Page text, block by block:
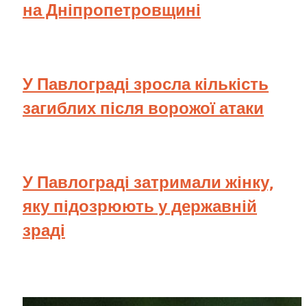
на Дніпропетровщині
У Павлограді зросла кількість
загиблих після ворожої атаки
У Павлограді затримали жінку,
яку підозрюють у державній
зраді